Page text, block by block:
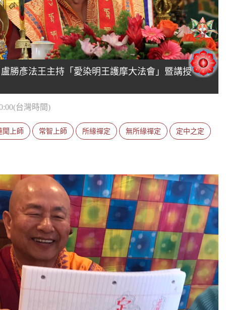
勝彥法王主持「愛染明王護摩大法會」暨講授「道
台灣時間)
聞上師 常智上師 所緣禪定 無所緣禪定 定中之定